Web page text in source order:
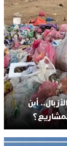
أين